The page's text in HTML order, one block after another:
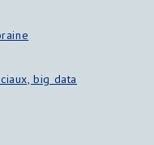
big data